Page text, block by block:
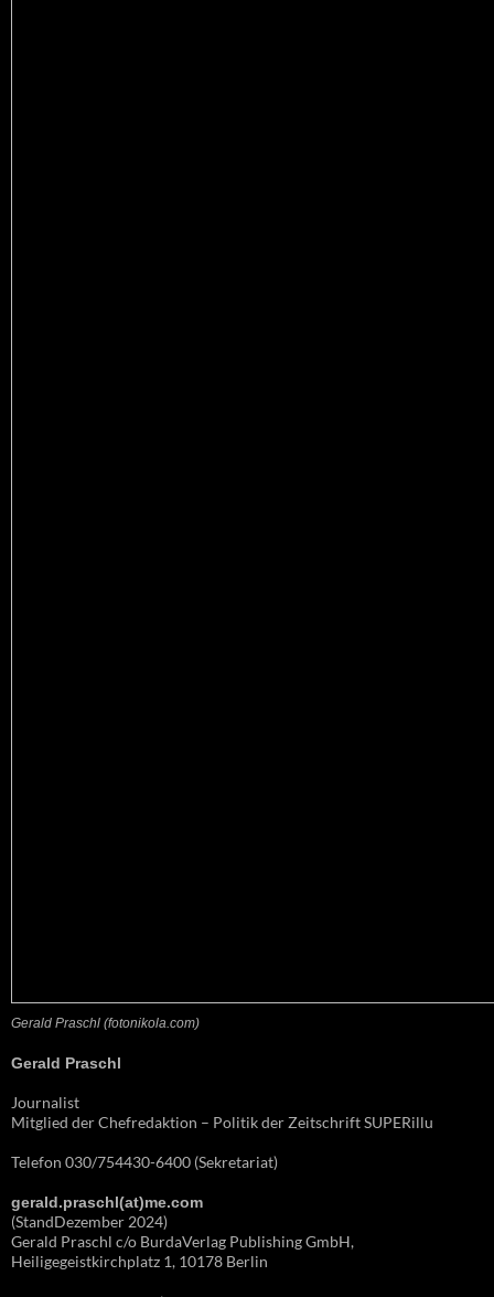
Gerald Praschl (fotonikola.com)
Gerald Praschl
Journalist
Mitglied der Chefredaktion – Politik der Zeitschrift SUPERillu
Telefon 030/754430-6400 (Sekretariat)
gerald.praschl(at)me.com
(StandDezember 2024)
Gerald Praschl c/o BurdaVerlag Publishing GmbH,
Heiligegeistkirchplatz 1, 10178 Berlin